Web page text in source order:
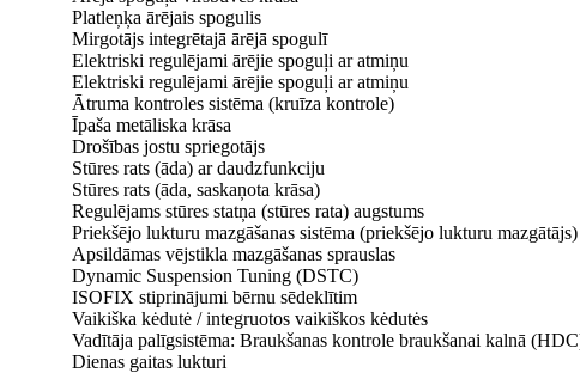
Platleņķa ārējais spogulis
Mirgotājs integrētajā ārējā spogulī
Elektriski regulējami ārējie spoguļi ar atmiņu
Elektriski regulējami ārējie spoguļi ar atmiņu
Ātruma kontroles sistēma (kruīza kontrole)
Īpaša metāliska krāsa
Drošības jostu spriegotājs
Stūres rats (āda) ar daudzfunkciju
Stūres rats (āda, saskaņota krāsa)
Regulējams stūres statņa (stūres rata) augstums
Priekšējo lukturu mazgāšanas sistēma (priekšējo lukturu mazgātājs)
Apsildāmas vējstikla mazgāšanas sprauslas
Dynamic Suspension Tuning (DSTC)
ISOFIX stiprinājumi bērnu sēdeklītim
Vaikiška kėdutė / integruotos vaikiškos kėdutės
Vadītāja palīgsistēma: Braukšanas kontrole braukšanai kalnā
Dienas gaitas lukturi